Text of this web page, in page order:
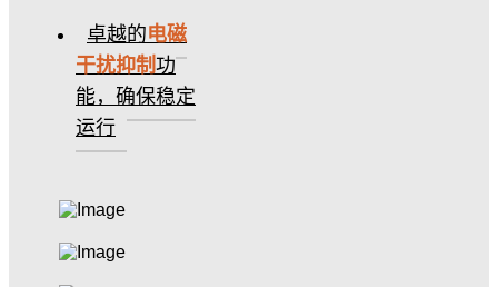
卓越的电磁
干扰抑制功
能，确保稳定
运行